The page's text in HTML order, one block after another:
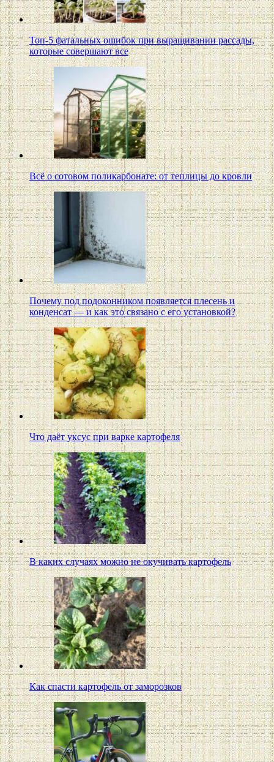
Топ-5 фатальных ошибок при выращивании рассады,
которые совершают все
Всё о сотовом поликарбонате: от теплицы до кровли
Почему под подоконником появляется плесень и
конденсат — и как это связано с его установкой?
Что даёт уксус при варке картофеля
В каких случаях можно не окучивать картофель
Как спасти картофель от заморозков